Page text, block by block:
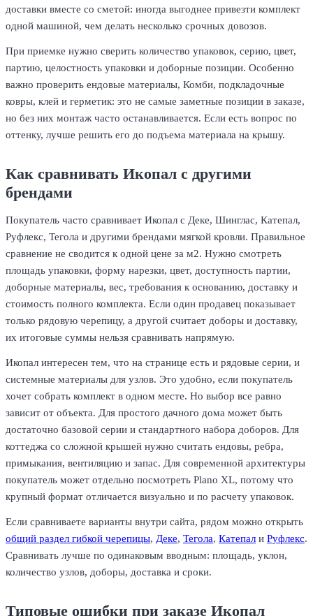
доставки вместе со сметой: иногда выгоднее привезти комплект
одной машиной, чем делать несколько срочных довозов.
При приемке нужно сверить количество упаковок, серию, цвет,
партию, целостность упаковки и доборные позиции. Особенно
важно проверить ендовые материалы, Комби, подкладочные
ковры, клей и герметик: это не самые заметные позиции в заказе,
но без них монтаж часто останавливается. Если есть вопрос по
оттенку, лучше решить его до подъема материала на крышу.
Как сравнивать Икопал с другими
брендами
Покупатель часто сравнивает Икопал с Деке, Шинглас, Катепал,
Руфлекс, Тегола и другими брендами мягкой кровли. Правильное
сравнение не сводится к одной цене за м2. Нужно смотреть
площадь упаковки, форму нарезки, цвет, доступность партии,
доборные материалы, вес, требования к основанию, доставку и
стоимость полного комплекта. Если один продавец показывает
только рядовую черепицу, а другой считает доборы и доставку,
их итоговые суммы нельзя сравнивать напрямую.
Икопал интересен тем, что на странице есть и рядовые серии, и
системные материалы для узлов. Это удобно, если покупатель
хочет собрать комплект в одном месте. Но выбор все равно
зависит от объекта. Для простого дачного дома может быть
достаточно базовой серии и стандартного набора доборов. Для
коттеджа со сложной крышей нужно считать ендовы, ребра,
примыкания, вентиляцию и запас. Для современной архитектуры
покупатель может отдельно посмотреть Plano XL, потому что
крупный формат отличается визуально и по расчету упаковок.
Если сравниваете варианты внутри сайта, рядом можно открыть
общий раздел гибкой черепицы, Деке, Тегола, Катепал и Руфлекс.
Сравнивать лучше по одинаковым вводным: площадь, уклон,
количество узлов, доборы, доставка и сроки.
Типовые ошибки при заказе Икопал